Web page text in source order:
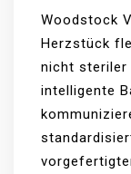
Woodstock
Herzstück
nicht steriler
intelligente